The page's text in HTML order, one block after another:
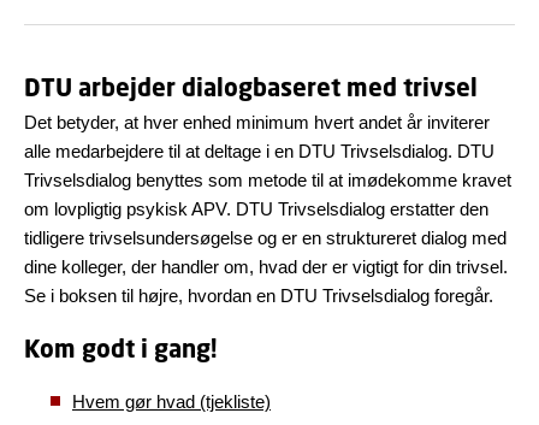
DTU arbejder dialogbaseret med trivsel
Det betyder, at hver enhed minimum hvert andet år inviterer
alle medarbejdere til at deltage i en DTU Trivselsdialog. DTU
Trivselsdialog benyttes som metode til at imødekomme kravet
om lovpligtig psykisk APV. DTU Trivselsdialog erstatter den
tidligere trivselsundersøgelse og er en struktureret dialog med
dine kolleger, der handler om, hvad der er vigtigt for din trivsel.
Se i boksen til højre, hvordan en DTU Trivselsdialog foregår.
Kom godt i gang!
Hvem gør hvad (tjekliste)